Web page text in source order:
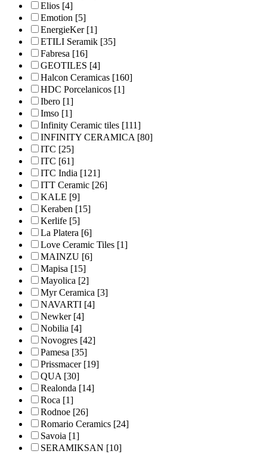
Elios [4]
Emotion [5]
EnergieKer[1]
ETILI Seramik [35]
Fabresa [16]
GEOTILES [4]
Halcon Ceramicas [160]
HDC Porcelanicos [1]
Ibero [1]
Imso [1]
Infinity Ceramic tiles [111]
INFINITY CERAMICA[80]
ITC [25]
ITC [61]
ITC India [121]
ITT Ceramic [26]
KALE [9]
Keraben [15]
Kerlife [5]
La Platera [6]
Love Ceramic Tiles [1]
MAINZU [6]
Mapisa [15]
Mayolica [2]
Myr Ceramica [3]
NAVARTI [4]
Newker[4]
Nobilia [4]
Novogres [42]
Pamesa [35]
Prissmacer[19]
QUA[30]
Realonda [14]
Roca [1]
Rodnoe [26]
Romario Ceramics [24]
Savoia [1]
SERAMIKSAN [10]